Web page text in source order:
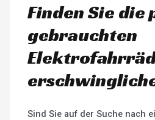
Finden Sie
gebrauchten
Sind Sie auf der Suche nach